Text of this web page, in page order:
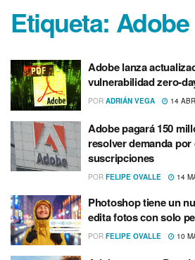
Etiqueta: Adobe
Adobe lanza
vulnerabilidad zero-
POR ADRIÁN VEGA 14
Adobe pagará 150
resolver demanda
suscripciones
POR FELIPE OVALLE 14
Photoshop tiene un
edita fotos con solo
POR FELIPE OVALLE 10